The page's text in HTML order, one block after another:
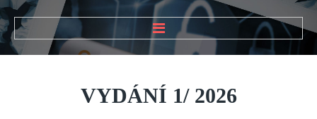
ÚVOD
O ČASOPISU
Historie
VYDÁNÍ 1/ 2026